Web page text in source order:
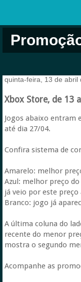
quinta-feira, 13 de abril
Xbox Store, de 13
Jogos abaixo entram
até dia 27/04.
Confira sistema de
Amarelo: melhor
Azul: melhor preço
já veio por este preço
Branco: jogo já
A última coluna do
recente do menor
mostra o segundo
Acompanhe as